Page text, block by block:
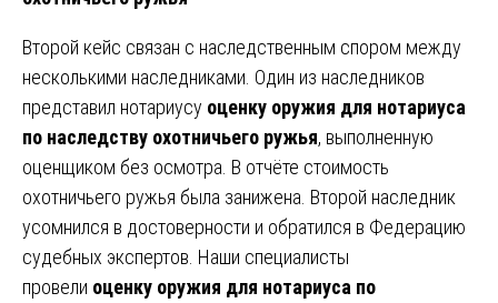
Второй кейс связан с наследственным спором между
несколькими наследниками. Один из наследников
представил нотариусу оценку оружия для нотариуса
по наследству охотничьего ружья, выполненную
оценщиком без осмотра. В отчёте стоимость
охотничьего ружья была занижена. Второй наследник
усомнился в достоверности и обратился в Федерацию
судебных экспертов. Наши специалисты
провели оценку оружия для нотариуса по